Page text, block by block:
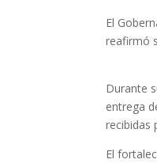
El
reafirmó
Durante
entrega
recibidas
El